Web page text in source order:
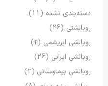
دسته‌بندی نشده (11)
روبالشتی (26)
روبالشی ابریشمی (2)
روبالشی ایرانی (26)
روبالشی بیمارستانی (2)